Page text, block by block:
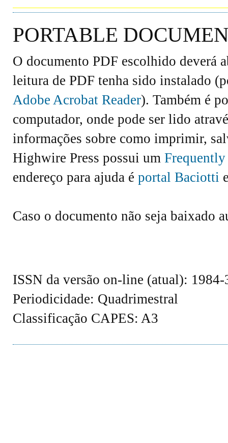
PORTABLE
O documento PDF escolhido deverá
leitura de PDF tenha sido instalado
Adobe Acrobat Reader). Também é
computador, onde pode ser lido
informações sobre como imprimir,
Highwire Press possui um
endereço para ajuda é portal Baciotti
Caso o documento não seja baixado
ISSN da versão on-line (atual): 1984-
Periodicidade: Quadrimestral
Classificação CAPES: A3